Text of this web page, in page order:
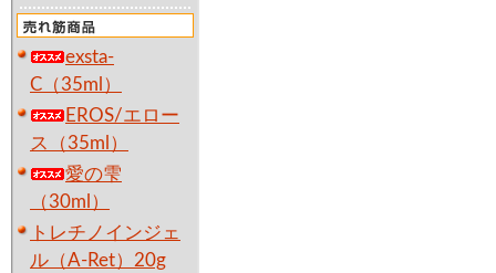
exsta-
C（35ml）
EROS/エロー
ス（35ml）
愛の雫
（30ml）
トレチノインジェ
ル（A-Ret）20g